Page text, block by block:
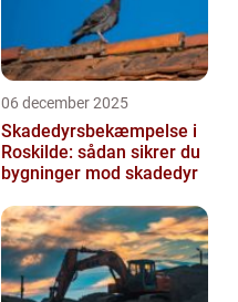
06 december 2025
Skadedyrsbekæmpelse i
Roskilde: sådan sikrer du
bygninger mod skadedyr